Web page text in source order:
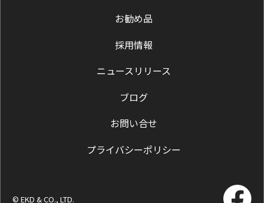
お勧め品
採用情報
ニュースリリース
ブログ
お問い合せ
プライバシーポリシー
© EKD & CO., LTD.